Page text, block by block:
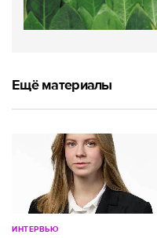
Ещё материалы
ИНТЕРВЬЮ